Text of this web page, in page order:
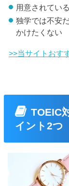
用意されてい
独学では不安
かけたくない
>>当サイトおす
TOEIC
イント2つ